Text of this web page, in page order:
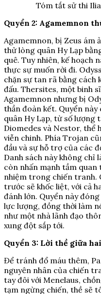
Tóm tắt sử thi
Quyển 2: Agamemnon
Agamemnon, bị Zeus ám
thử lòng quân Hy Lạp
quê. Tuy nhiên, kế hoạch
thực sự muốn rời đi.
chặn sự tan rã bằng cách
đấu. Thersites, một binh
Agamemnon nhưng bị
thần đoàn kết. Quyển
quân Hy Lạp, từ số lượng
Diomedes và Nestor, thể
viễn chinh. Phía Trojan
đầu và sự hỗ trợ của các
Danh sách này không chỉ
còn nhấn mạnh tầm
nhiệm trong chiến tranh.
trước sẽ khốc liệt, với cả
đánh lớn. Quyển này
lực lượng, đồng thời làm
như một nhà lãnh đạo
xung đột sắp tới.
Quyển 3: Lời thề giữa
Để tránh đổ máu thêm,
nguyên nhân của chiến
tay đôi với Menelaus,
tạm ngừng chiến, thề sẽ